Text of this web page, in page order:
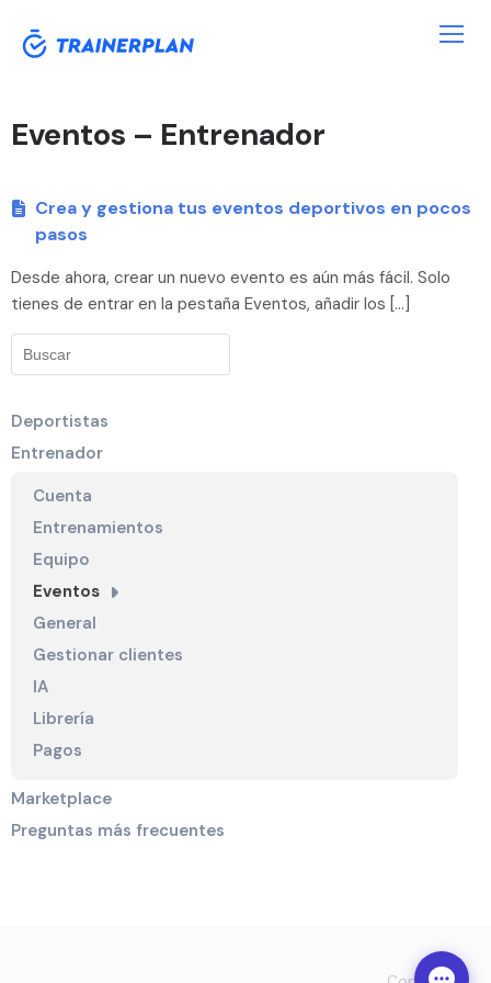
Eventos – Entrenador
Crea y gestiona tus eventos deportivos en pocos
pasos
Desde ahora, crear un nuevo evento es aún más fácil. Solo
tienes de entrar en la pestaña Eventos, añadir los […]
Deportistas
Entrenador
Cuenta
Entrenamientos
Equipo
Eventos
General
Gestionar clientes
IA
Librería
Pagos
Marketplace
Preguntas más frecuentes